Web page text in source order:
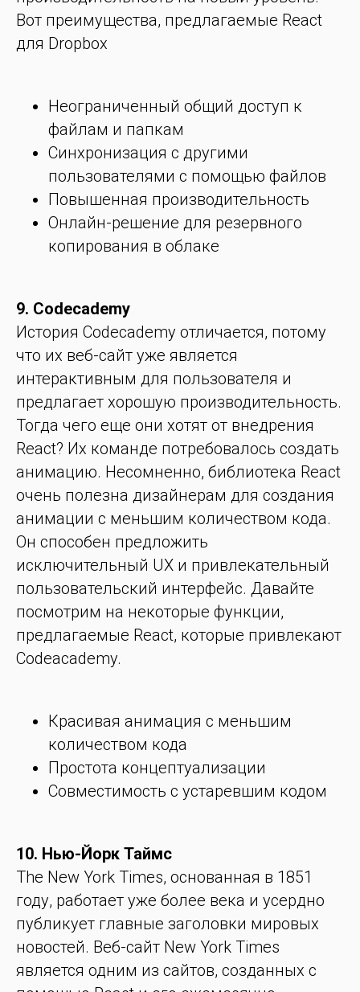
Вот преимущества, предлагаемые React
для Dropbox
Неограниченный общий доступ к
файлам и папкам
Синхронизация с другими
пользователями с помощью файлов
Повышенная производительность
Онлайн-решение для резервного
копирования в облаке
9. Codecademy
История Codecademy отличается, потому
что их веб-сайт уже является
интерактивным для пользователя и
предлагает хорошую производительность.
Тогда чего еще они хотят от внедрения
React? Их команде потребовалось создать
анимацию. Несомненно, библиотека React
очень полезна дизайнерам для создания
анимации с меньшим количеством кода.
Он способен предложить
исключительный UX и привлекательный
пользовательский интерфейс. Давайте
посмотрим на некоторые функции,
предлагаемые React, которые привлекают
Codeacademy.
Красивая анимация с меньшим
количеством кода
Простота концептуализации
Совместимость с устаревшим кодом
10. Нью-Йорк Таймс
The New York Times, основанная в 1851
году, работает уже более века и усердно
публикует главные заголовки мировых
новостей. Веб-сайт New York Times
является одним из сайтов, созданных с